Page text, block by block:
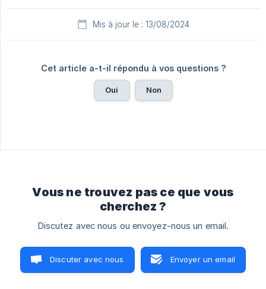
Mis à jour le : 13/08/2024
Cet article a-t-il répondu à vos questions ?
Oui Non
Vous ne trouvez pas ce que vous
cherchez ?
Discutez avec nous ou envoyez-nous un email.
Discuter avec nous Envoyer un email